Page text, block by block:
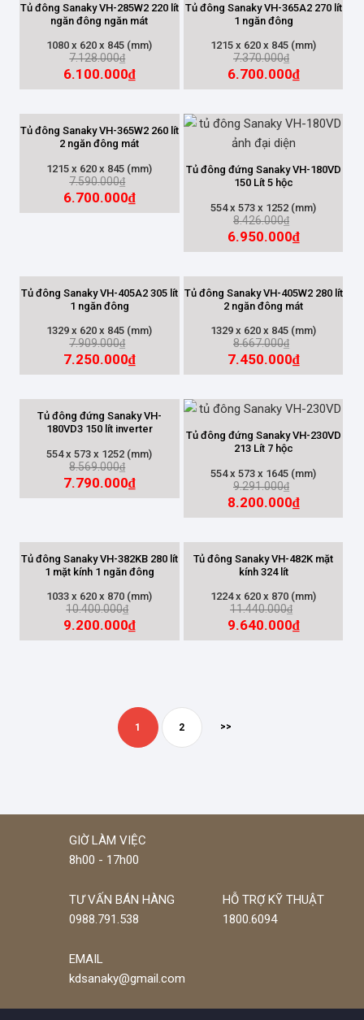
Thường (13)
DÀN LẠNH
Nhôm (13)
1 Cánh
(4)
(9)
DUNG TÍCH
200L-500L
(8)
500L-1000L
(1)
Tủ đông Sanaky VH-285W2 220 lít
ngăn đông ngăn mát
1080 x 620 x 845 (mm)
7.128.000₫
6.100.000₫
Tủ đông Sanaky VH-365A2 270 lít
1 ngăn đông
1215 x 620 x 845 (mm)
7.370.000₫
6.700.000₫
Tủ đông Sanaky VH-365W2 260 lít
2 ngăn đông mát
1215 x 620 x 845 (mm)
7.590.000₫
6.700.000₫
Tủ đông đứng Sanaky VH-180VD
150 Lít 5 hộc
554 x 573 x 1252 (mm)
8.426.000₫
6.950.000₫
Tủ đông Sanaky VH-405A2 305 lít
1 ngăn đông
1329 x 620 x 845 (mm)
7.909.000₫
7.250.000₫
Tủ đông Sanaky VH-405W2 280 lít
2 ngăn đông mát
1329 x 620 x 845 (mm)
8.667.000₫
7.450.000₫
Tủ đông đứng Sanaky VH-
180VD3 150 lít inverter
554 x 573 x 1252 (mm)
8.569.000₫
7.790.000₫
Tủ đông đứng Sanaky VH-230VD
213 Lít 7 hộc
554 x 573 x 1645 (mm)
9.291.000₫
8.200.000₫
Tủ đông Sanaky VH-382KB 280 lít
1 mặt kính 1 ngăn đông
1033 x 620 x 870 (mm)
10.400.000₫
9.200.000₫
Tủ đông Sanaky VH-482K mặt
kính 324 lít
1224 x 620 x 870 (mm)
11.440.000₫
9.640.000₫
1 2 >>
GIỜ LÀM VIỆC
8h00 - 17h00
TƯ VẤN BÁN HÀNG
0988.791.538
HỖ TRỢ KỸ THUẬT
1800.6094
EMAIL
kdsanaky@gmail.com